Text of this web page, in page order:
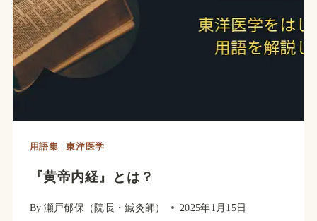
用語集 |東洋医学
『黄帝内経』とは？
By 瀬戸郁保（院長・鍼灸師） 2025年1月15日